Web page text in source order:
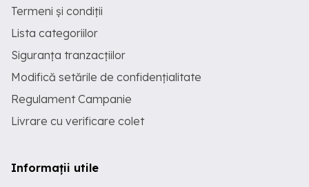
Termeni și condiții
Lista categoriilor
Siguranța tranzacțiilor
Modifică setările de confidențialitate
Regulament Campanie
Livrare cu verificare colet
Informații utile